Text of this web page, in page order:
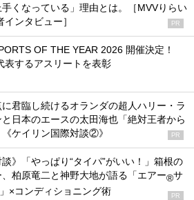
くなっている」理由とは。［MVVりらい
ンタビュー］
PR
OF THE YEAR 2026 開催決定！
表するアスリートを表彰
君臨し続けるオランダの超人ハリー・ラ
日本のエースの太田海也「絶対王者から
ケイリン国際対談②》
PR
談》「やっぱり“タイパ”がいい！」箱根の
柏原竜二と神野大地が語る「エアー®サ
」×コンディショニング術 PR